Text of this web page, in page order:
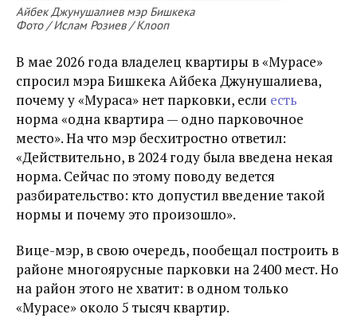
Айбек Джунушалиев мэр Бишкека
Фото / Ислам Розиев / Клооп
В мае 2026 года владелец квартиры в «Мурасе»
спросил мэра Бишкека Айбека Джунушалиева,
почему у «Мураса» нет парковки, если есть
норма «одна квартира — одно парковочное
место». На что мэр бесхитростно ответил:
«Действительно, в 2024 году была введена некая
норма. Сейчас по этому поводу ведется
разбирательство: кто допустил введение такой
нормы и почему это произошло».
Вице-мэр, в свою очередь, пообещал построить в
районе многоярусные парковки на 2400 мест. Но
на район этого не хватит: в одном только
«Мурасе» около 5 тысяч квартир.